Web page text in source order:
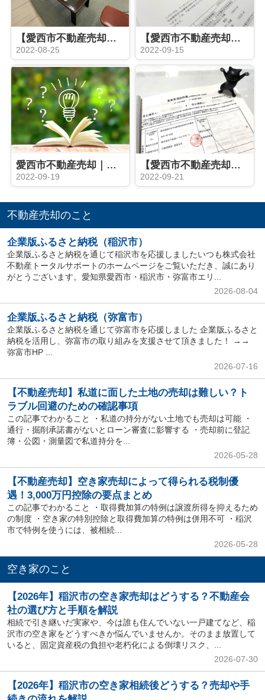
【愛西市不動産売却】決済
2022-08-25
【愛西市不動産売却】事前審査
2022-09-15
愛西市不動産売却｜家屋番号とは？
2022-09-19
【愛西市不動産売却】契約同日決済
2022-09-21
不動産売却のこと
企業版ふるさと納税（稲沢市）
企業版ふるさと納税を通じて稲沢市を応援しましたいつも株式会社
不動産トータルサポートのホームページをご覧いただき、誠にあり
がとうございます。愛知県愛西市・稲沢市・弥富市エリ...
2026-08-04
企業版ふるさと納税（弥富市）
企業版ふるさと納税を通じて弥富市を応援しました 企業版ふるさと
納税を活用し、弥富市の取り組みを支援させて頂きました！ →→
弥富市HP ...
2026-07-16
【不動産売却】私道に面した土地の売却は難しい？ト
ラブル回避のための確認事項
この記事でわかること ・私道の持分がない土地でも売却は可能 ・
通行・掘削承諾書がないとローン審査に影響する ・売却前に登記
簿・公図・測量図で私道持分を...
2026-05-28
【不動産売却】空き家売却によって得られる税制優
遇！3,000万円控除の要点まとめ
この記事でわかること ・取得費加算の特例は譲渡所得を抑えるため
の制度 ・空き家の特別控除と取得費加算の特例は併用不可 ・稲沢
市で特例を使うには、被相続...
2026-05-28
空き家のこと
【2026年】稲沢市の空き家売却はどうする？不動産会
社の選び方と手順を解説
相続で引き継いだ実家や、今は誰も住んでいない一戸建てなど、稲
沢市の空き家をどうすべきか悩んでいませんか。そのまま放置して
いると、固定資産税の負担や老朽化による倒壊リスク、...
2026-07-30
【2026年】稲沢市の空き家相続後どうする？売却や手